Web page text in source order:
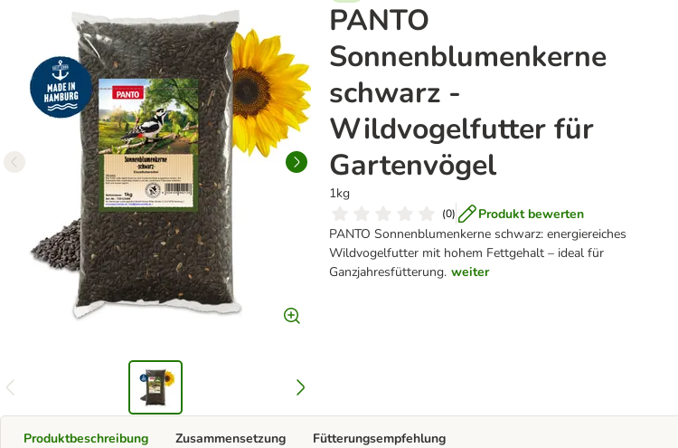
PANTO
Sonnenblumenkerne
schwarz -
Wildvogelfutter für
Gartenvögel
1kg
(0)
Produkt bewerten
PANTO Sonnenblumenkerne schwarz: energiereiches
Wildvogelfutter mit hohem Fettgehalt – ideal für
Ganzjahresfütterung. weiter
Produktbeschreibung Zusammensetzung Fütterungsempfehlung